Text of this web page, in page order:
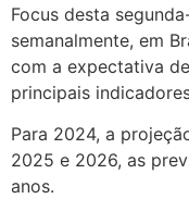
Focus desta
semanalmente, em
com a expectativa
principais
Para 2024, a
2025 e 2026, as
anos.